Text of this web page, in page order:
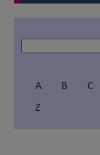
A B C
Z